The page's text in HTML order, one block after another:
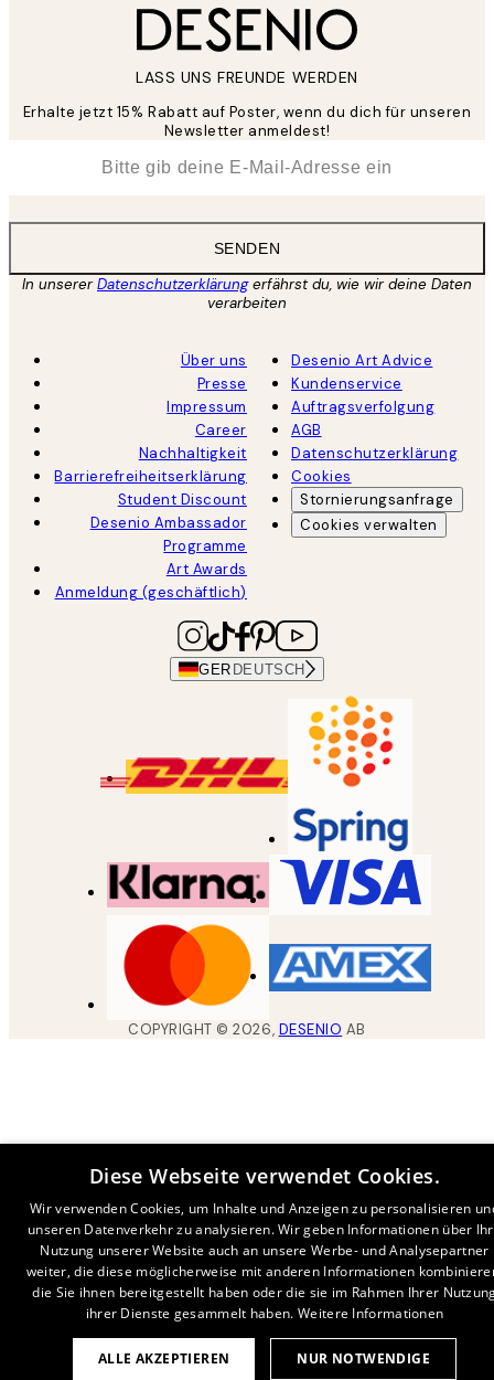
LASS UNS FREUNDE WERDEN
Erhalte jetzt 15% Rabatt auf Poster, wenn du dich für unseren
Newsletter anmeldest!
SENDEN
In unsererDatenschutzerklärungerfährst du, wie wir deine Daten
verarbeiten
Über uns
Presse
Impressum
Career
Nachhaltigkeit
Barrierefreiheitserklärung
Student Discount
Desenio Ambassador
Programme
Art Awards
Anmeldung (geschäftlich)
Desenio Art Advice
Kundenservice
Auftragsverfolgung
AGB
Datenschutzerklärung
Cookies
Stornierungsanfrage
Cookies verwalten
GER DEUTSCH
COPYRIGHT ©2026, DESENIO AB
Diese Webseite verwendet Cookies.
Wir verwenden Cookies, um Inhalte und Anzeigen zu personalisieren
unseren Datenverkehr zu analysieren. Wir geben Informationen über
Nutzung unserer Website auch an unsere Werbe- und Analysepartner
weiter, die diese möglicherweise mit anderen Informationen
die Sie ihnen bereitgestellt haben oder die sie im Rahmen Ihrer
ihrer Dienste gesammelt haben. Weitere Informationen
ALLE AKZEPTIEREN NUR NOTWENDIGE